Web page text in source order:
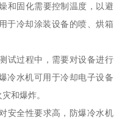
和固化需要控制温度，以避
于冷却涂装设备的喷、烘箱
试过程中，需要对设备进行
冷水机可用于冷却电子设备
和爆炸。
安全性要求高，防爆冷水机